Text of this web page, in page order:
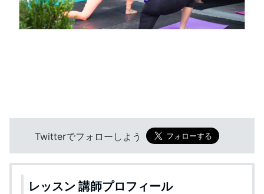
Twitterでフォローしよう
レッスン 講師プロフィール